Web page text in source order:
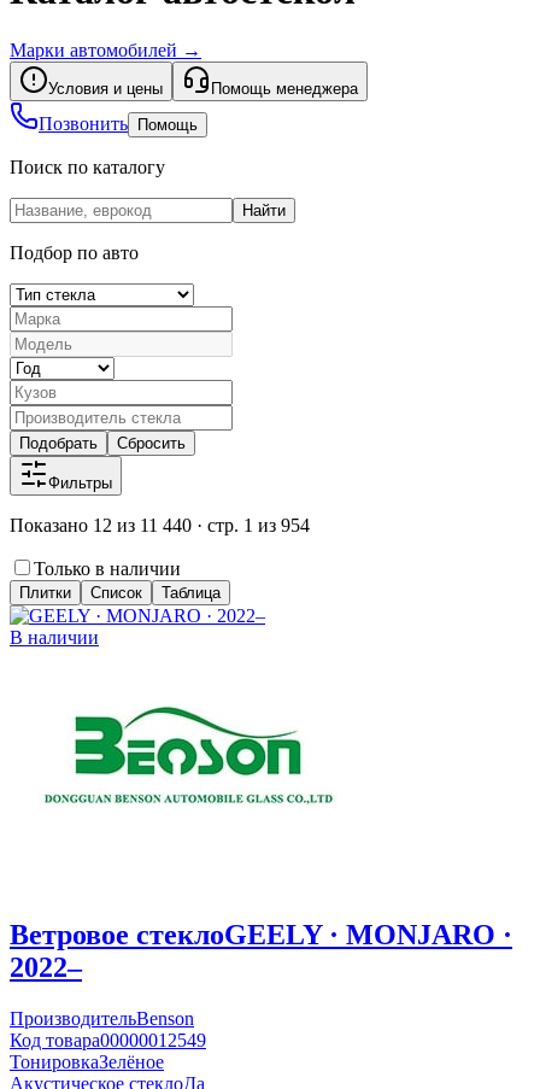
Марки автомобилей →
Условия и цены Помощь менеджера
Позвонить Помощь
Поиск по каталогу
Найти
Подбор по авто
Подобрать Сбросить
Фильтры
Показано 12 из 11 440 · стр. 1 из 954
Только в наличии
Плитки Список Таблица
В наличии
Ветровое стеклоGEELY · MONJARO ·
2022–
ПроизводительBenson
Код товара00000012549
ТонировкаЗелёное
Акустическое стеклоДа